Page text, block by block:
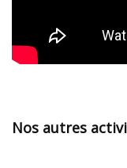
Nos autres